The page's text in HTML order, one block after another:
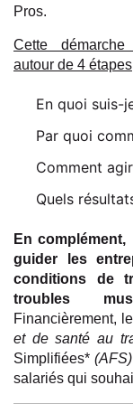
Pros.
Cette démarche
autour de 4 étapes
En quoi suis-
Par quoi
Comment
Quels
En
guider les
conditions de
troubles
Financièrement,
et de santé au
Simplifiées*(AFS)
salariés qui